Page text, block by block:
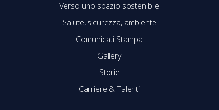
Verso uno spazio sostenibile
Salute, sicurezza, ambiente
Comunicati Stampa
Gallery
Storie
Carriere & Talenti